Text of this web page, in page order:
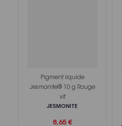
Pigment liquide
Jesmonite® 10 g Rouge
vif
JESMONITE
8,65 €